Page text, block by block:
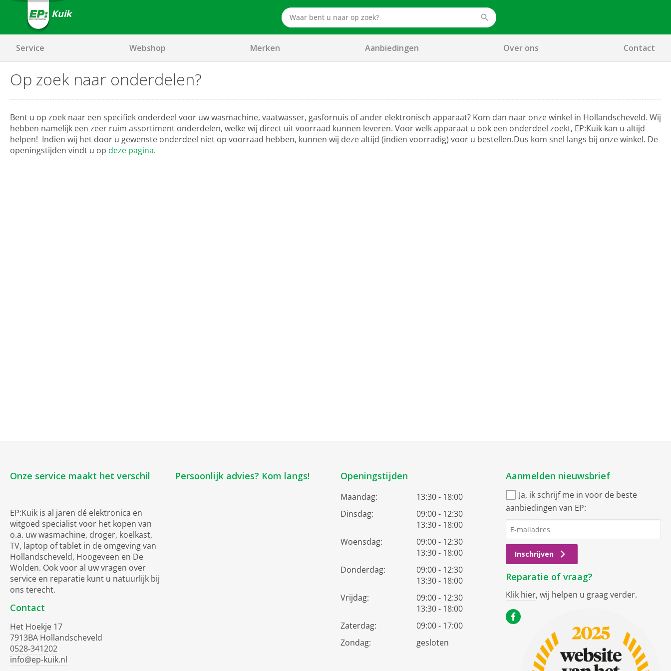
Kuik
Service Webshop Merken Aanbiedingen Over ons Contact
Op zoek naar onderdelen?
Bent u op zoek naar een specifiek onderdeel voor uw wasmachine, vaatwasser, gasfornuis of ander elektronisch apparaat? Kom dan naar onze winkel in Hollandscheveld. Wij
hebben namelijk een zeer ruim assortiment onderdelen, welke wij direct uit voorraad kunnen leveren. Voor welk apparaat u ook een onderdeel zoekt, EP:Kuik kan u altijd
helpen! Indien wij het door u gewenste onderdeel niet op voorraad hebben, kunnen wij deze altijd (indien voorradig) voor u bestellen.Dus kom snel langs bij onze winkel. De
openingstijden vindt u op deze pagina.
Onze service maakt het verschil
EP:Kuik is al jaren dé elektronica en
witgoed specialist voor het kopen van
o.a. uw wasmachine, droger, koelkast,
TV, laptop of tablet in de omgeving van
Hollandscheveld, Hoogeveen en De
Wolden. Ook voor al uw vragen over
service en reparatie kunt u natuurlijk bij
ons terecht.
Contact
Het Hoekje 17
7913BA Hollandscheveld
0528-341202
info@ep-kuik.nl
Persoonlijk advies? Kom langs! Openingstijden
Maandag:
13:30 - 18:00
Dinsdag:
09:00 - 12:30
13:30 - 18:00
Woensdag:
09:00 - 12:30
13:30 - 18:00
Donderdag:
09:00 - 12:30
13:30 - 18:00
Vrijdag:
09:00 - 12:30
13:30 - 18:00
Zaterdag:
09:00 - 17:00
Zondag:
gesloten
Aanmelden nieuwsbrief
Ja, ik schrijf me in voor de beste
aanbiedingen van EP:
Inschrijven
Reparatie of vraag?
Klik hier, wij helpen u graag verder.